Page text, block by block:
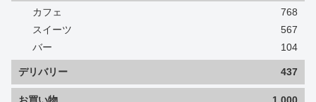
カフェ
768
スイーツ
567
バー
104
デリバリー 437